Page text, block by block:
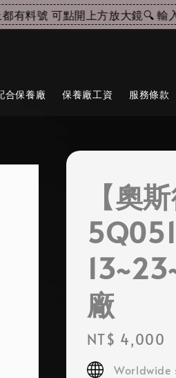
料號 可點開上方放大鏡🔍 輸入
合保養廠 保養廠工資 服務條款
【奧
廠
Regular
price
NT$ 4,000
Worldwide